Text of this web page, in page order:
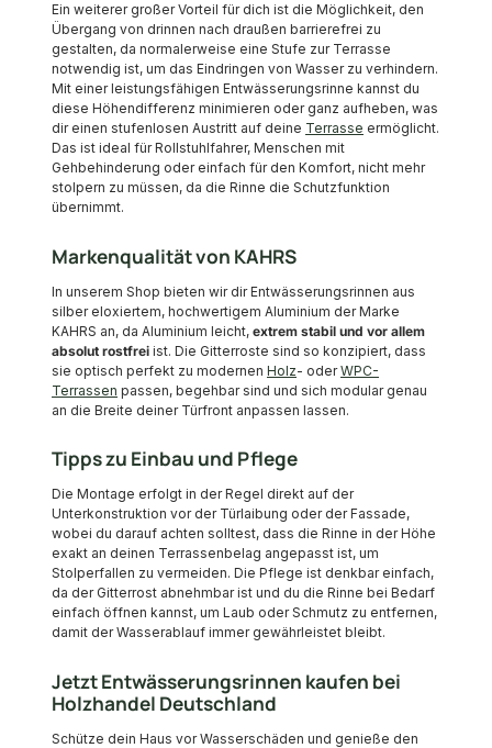
Ein weiterer großer Vorteil für dich ist die Möglichkeit, den
Übergang von drinnen nach draußen barrierefrei zu
gestalten, da normalerweise eine Stufe zur Terrasse
notwendig ist, um das Eindringen von Wasser zu verhindern.
Mit einer leistungsfähigen Entwässerungsrinne kannst du
diese Höhendifferenz minimieren oder ganz aufheben, was
dir einen stufenlosen Austritt auf deine Terrasse ermöglicht.
Das ist ideal für Rollstuhlfahrer, Menschen mit
Gehbehinderung oder einfach für den Komfort, nicht mehr
stolpern zu müssen, da die Rinne die Schutzfunktion
übernimmt.
Markenqualität von KAHRS
In unserem Shop bieten wir dir Entwässerungsrinnen aus
silber eloxiertem, hochwertigem Aluminium der Marke
KAHRS an, da Aluminium leicht, extrem stabil und vor allem
absolut rostfrei ist. Die Gitterroste sind so konzipiert, dass
sie optisch perfekt zu modernen Holz- oderWPC-
Terrassen passen, begehbar sind und sich modular genau
an die Breite deiner Türfront anpassen lassen.
Tipps zu Einbau und Pflege
Die Montage erfolgt in der Regel direkt auf der
Unterkonstruktion vor der Türlaibung oder der Fassade,
wobei du darauf achten solltest, dass die Rinne in der Höhe
exakt an deinen Terrassenbelag angepasst ist, um
Stolperfallen zu vermeiden. Die Pflege ist denkbar einfach,
da der Gitterrost abnehmbar ist und du die Rinne bei Bedarf
einfach öffnen kannst, um Laub oder Schmutz zu entfernen,
damit der Wasserablauf immer gewährleistet bleibt.
Jetzt Entwässerungsrinnen kaufen bei
Holzhandel Deutschland
Schütze dein Haus vor Wasserschäden und genieße den